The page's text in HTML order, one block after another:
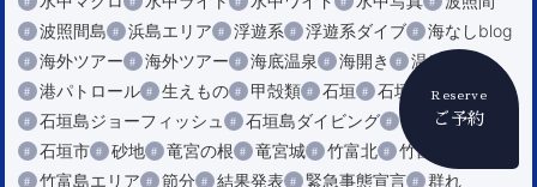
Reserve
ご予約
波照間島
浜島エリア 浮遊系 浮遊系ダイブ
海なしblog
海外ツアー
海外ツアー 海底温泉 海開き 温泉
港
港パトロール
生えもの 甲殻類 石垣
石垣島
石垣島ジョーフィッシュ
石垣島ダイビング
石垣島マラソン
石垣市
砂地 竜宮の根 竜宮城 竹富北
竹富南
竹富島エリア
節分 結果発表 緊急事態宣言 群れ